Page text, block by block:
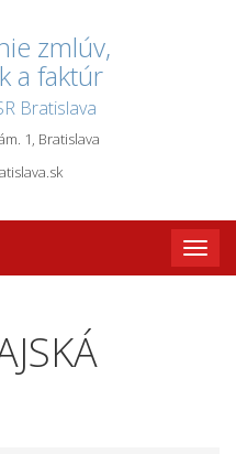
zmlúv,
a faktúr
Bratislava
1, Bratislava
Toggle